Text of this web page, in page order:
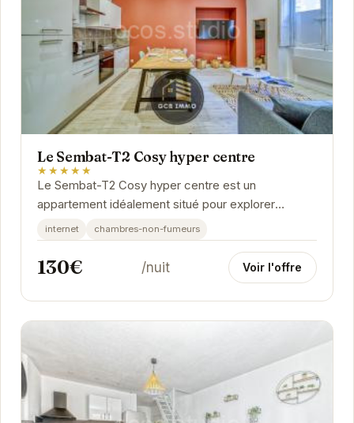
Le Sembat-T2 Cosy hyper centre
★★★★★
Le Sembat-T2 Cosy hyper centre est un
appartement idéalement situé pour explorer
Grenoble. Son emplacement central permet un
accès facile aux...
internet chambres-non-fumeurs
130€ /nuit Voir l'offre